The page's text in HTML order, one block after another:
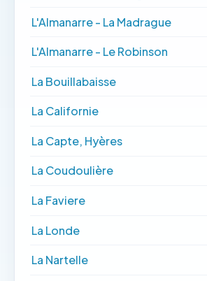
L'Almanarre - La Madrague
L'Almanarre - Le Robinson
La Bouillabaisse
La Californie
La Capte, Hyères
La Coudoulière
La Faviere
La Londe
La Nartelle